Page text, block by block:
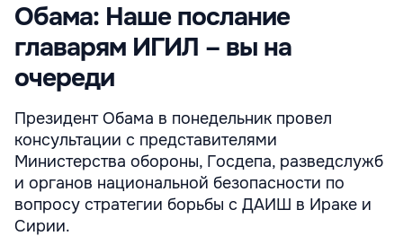
Обама: Наше послание
главарям ИГИЛ – вы на
очереди
Президент Обама в понедельник провел
консультации с представителями
Министерства обороны, Госдепа, разведслужб
и органов национальной безопасности по
вопросу стратегии борьбы с ДАИШ в Ираке и
Сирии.